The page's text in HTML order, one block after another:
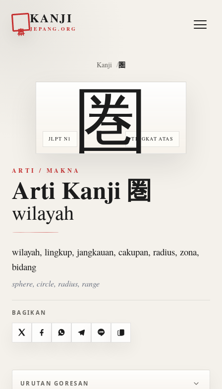
KANJI
JEPANG.ORG
Kanji 圏
JLPT N1 TINGKAT ATAS
圏
ARTI / MAKNA
Arti Kanji 圏
wilayah
wilayah, lingkup, jangkauan, cakupan, radius, zona,
bidang
sphere, circle, radius, range
BAGIKAN
X FacebookWhatsAppTelegramLine Salin
URUTAN GORESAN